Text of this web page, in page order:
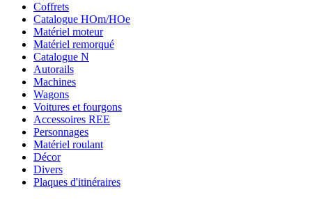
Coffrets
Catalogue HOm/HOe
Matériel moteur
Matériel remorqué
Catalogue N
Autorails
Machines
Wagons
Voitures et fourgons
Accessoires REE
Personnages
Matériel roulant
Décor
Divers
Plaques d'itinéraires